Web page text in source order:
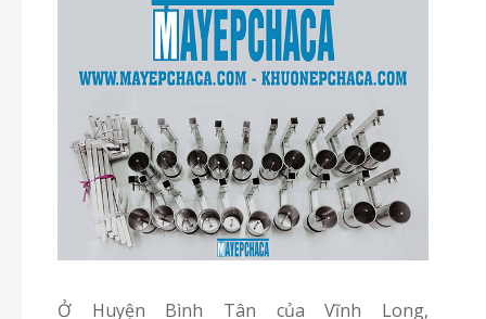
Ở Huyện Bình Tân của Vĩnh Long,